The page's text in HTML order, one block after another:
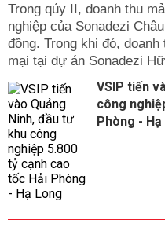
Trong qúy II, doanh thu
nghiệp của Sonadezi
đồng. Trong khi đó,
mại tại dự án Sonadezi
VSIP tiến
công
Phòng -